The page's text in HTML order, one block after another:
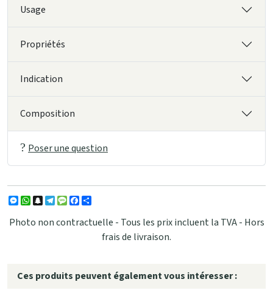
Usage
Propriétés
Indication
Composition
Poser une question
Messenger
WhatsApp
Snapchat
Telegram
MessageFacebook
Photo non contractuelle - Tous les prix incluent la TVA - Hors
frais de livraison.
Ces produits peuvent également vous intéresser :